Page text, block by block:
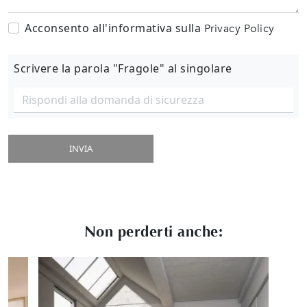
Acconsento all'informativa sulla Privacy Policy
Scrivere la parola "Fragole" al singolare
INVIA
Non perderti anche: